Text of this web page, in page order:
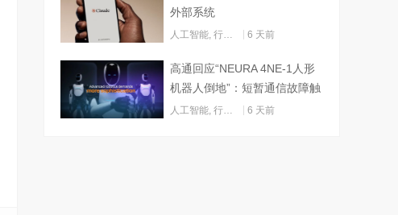
外部系统
人工智能 行业动态 6 天前
高通回应“NEURA 4NE-1人形
机器人倒地”：短暂通信故障触
发关机
人工智能 行业动态 6 天前